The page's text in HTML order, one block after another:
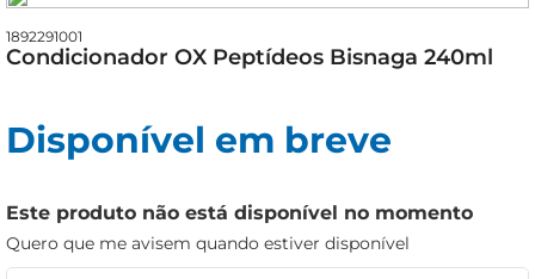
1892291001
Condicionador OX Peptídeos Bisnaga 240ml
Disponível em breve
Este produto não está disponível no momento
Quero que me avisem quando estiver disponível
queijo
arroz
iogurte
papel higiênico